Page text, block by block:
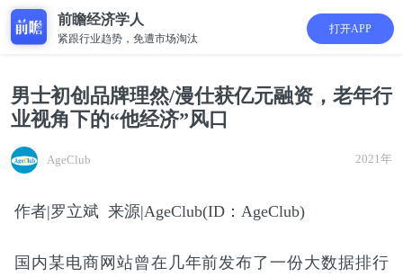
前瞻经济学人
紧跟行业趋势，免遭市场淘汰
打开APP
男士初创品牌理然/漫仕获亿元融资，老年行
业视角下的“他经济”风口
AgeClub 2021年
作者|罗立斌 来源|AgeClub(ID：AgeClub)
国内某电商网站曾在几年前发布了一份大数据排行